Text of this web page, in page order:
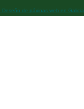
Deseño de páxinas web en Galicia